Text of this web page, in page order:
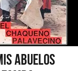
ABUELOS